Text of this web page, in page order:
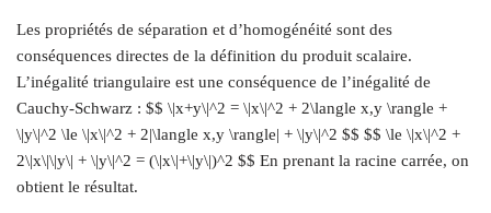
Les propriétés de séparation et d’homogénéité sont des
conséquences directes de la définition du produit scalaire.
L’inégalité triangulaire est une conséquence de l’inégalité de
Cauchy-Schwarz : $$ \|x+y\|^2 = \|x\|^2 + 2\langle x,y \rangle +
\|y\|^2 \le \|x\|^2 + 2|\langle x,y \rangle| + \|y\|^2 $$ $$ \le \|x\|^2 +
2\|x\|\|y\| + \|y\|^2 = (\|x\|+\|y\|)^2 $$ En prenant la racine carrée, on
obtient le résultat.